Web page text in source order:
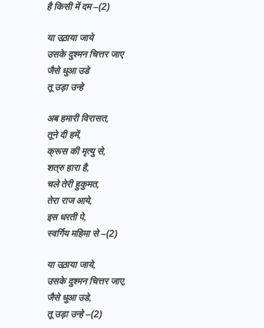
है किसी में दम –(2)
या उठ़ाया जाये
उसके दुश्मन चित्तर जाए
जैसे धुआ उडे
तू उड़ा उन्हे
अब हमारी विरासत,
तूने दी हमें,
क्रूस की मृत्यु से,
शत्रु हारा है,
चले तेरी हुकुमत,
तेरा राज आये,
इस धरती पे,
स्वर्गिय महिमा से –(2)
या उठ़ाया जाये,
उसके दुश्मन चित्तर जाए,
जैसे धुआ उडे,
तू उड़ा उन्हे –(2)